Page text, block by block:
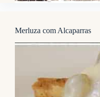
Merluza com Alcaparras